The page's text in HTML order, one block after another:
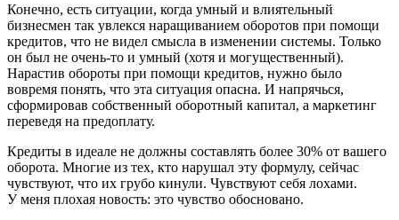
Конечно, есть ситуации, когда умный и влиятельный
бизнесмен так увлекся наращиванием оборотов при помощи
кредитов, что не видел смысла в изменении системы. Только
он был не очень-то и умный (хотя и могущественный).
Нарастив обороты при помощи кредитов, нужно было
вовремя понять, что эта ситуация опасна. И напрячься,
сформировав собственный оборотный капитал, а маркетинг
переведя на предоплату.
Кредиты в идеале не должны составлять более 30% от вашего
оборота. Многие из тех, кто нарушал эту формулу, сейчас
чувствуют, что их грубо кинули. Чувствуют себя лохами.
У меня плохая новость: это чувство обосновано.